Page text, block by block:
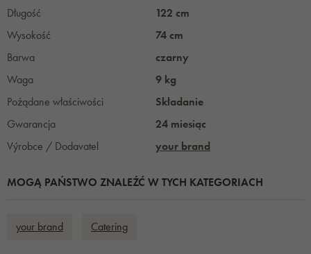
Długość
122 cm
Wysokość
74 cm
Barwa
czarny
Waga
9 kg
Pożądane właściwości
Składanie
Gwarancja
24 miesiąc
Výrobce / Dodavatel
your brand
MOGĄ PAŃSTWO ZNALEŹĆ W TYCH KATEGORIACH
your brand Catering